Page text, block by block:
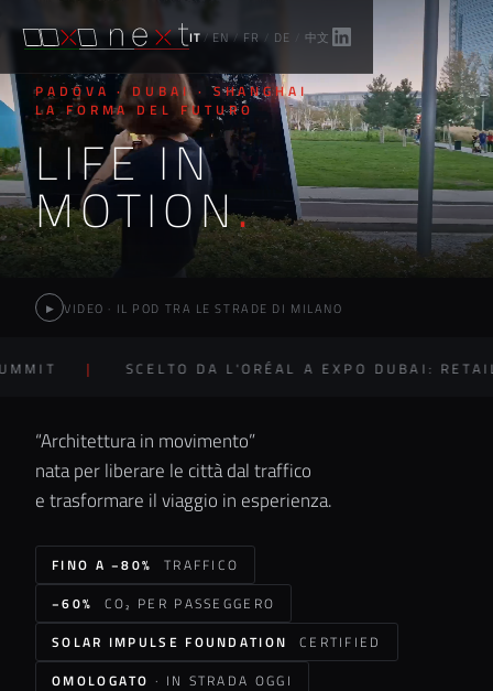
IT/ EN / FR / DE 中文
PADOVA · DUBAI · SHANGHAI
LA FORMA DEL FUTURO
LIFE IN
MOTION.
“Architettura in movimento”
nata per liberare le città dal traffico
e trasformare il viaggio in esperienza.
FINO A −80% TRAFFICO
−60% CO₂ PER PASSEGGERO
SOLAR IMPULSE FOUNDATION CERTIFIED
OMOLOGATO · IN STRADA OGGI
▶ VIDEO · IL POD TRA LE STRADE DI MILANO
SCELTO DA L'ORÉAL A EXPO DUBAI: RETAIL